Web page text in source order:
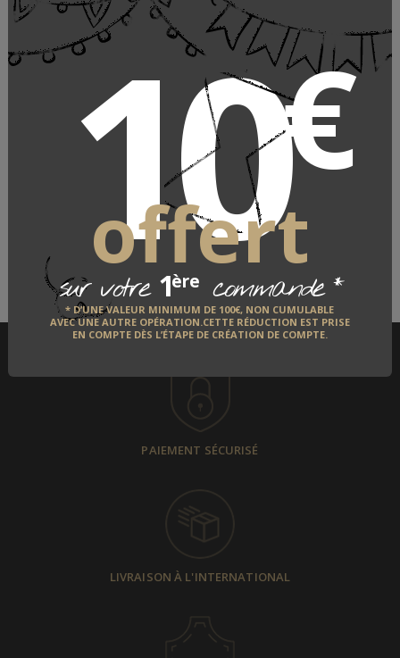
10€
offert
sur votre 1ère commande*
* D’UNE VALEUR MINIMUM DE 100€, NON CUMULABLE
AVEC UNE AUTRE OPÉRATION.CETTE RÉDUCTION EST PRISE
EN COMPTE DÈS L’ÉTAPE DE CRÉATION DE COMPTE.
Linge de lit des Vosges
VALRUPT, LINGE DES VOSGES
LE FABRICANT
QUI EST-IL ?
DÉCOUVRIR
PAIEMENT SÉCURISÉ
LIVRAISON À L'INTERNATIONAL